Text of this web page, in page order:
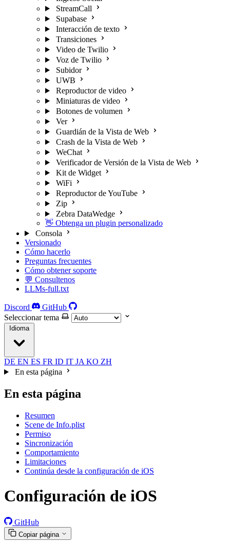
StreamCall
Supabase
Interacción de texto
Transiciones
Video de Twilio
Voz de Twilio
Subidor
UWB
Reproductor de video
Miniaturas de video
Botones de volumen
Ver
Guardián de la Vista de Web
Crash de la Vista de Web
WeChat
Verificador de Versión de la Vista de Web
Kit de Widget
WiFi
Reproductor de YouTube
Zip
Zebra DataWedge
👋 Obtenga un plugin personalizado
Consola
Versionado
Cómo hacerlo
Preguntas frecuentes
Cómo obtener soporte
💬 Consultenos
LLMs-full.txt
Discord
GitHub
Seleccionar tema
Idioma
DE EN ES FR ID IT JA KO ZH
En esta página
En esta página
Resumen
Scene de Info.plist
Permiso
Sincronización
Comportamiento
Limitaciones
Continúa desde la configuración de iOS
Configuración de iOS
GitHub
Copiar página